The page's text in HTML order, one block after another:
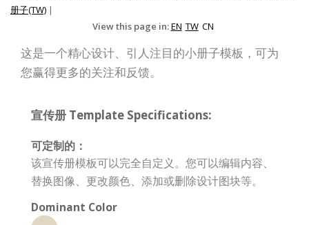
册子(TW) |
View this page in:EN TW CN
这是一个精心设计、引人注目的小册子模板，可为
您赢得更多的关注和反馈。
宣传册 Template Specifications:
可定制的：
该宣传册模板可以完全自定义。您可以编辑内容、
替换图像、更改颜色、添加或删除设计图块等。
Dominant Color